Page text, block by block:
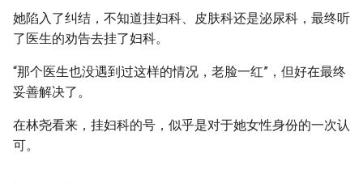
她陷入了纠结，不知道挂妇科、皮肤科还是泌尿科，最终听
了医生的劝告去挂了妇科。
“那个医生也没遇到过这样的情况，老脸一红”，但好在最终
妥善解决了。
在林尧看来，挂妇科的号，似乎是对于她女性身份的一次认
可。